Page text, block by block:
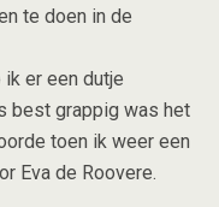
te doen in de
er een dutje
best grappig was het
toen ik weer een
Eva de Roovere.